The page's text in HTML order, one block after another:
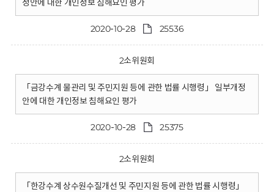
정안에 대한 개인정보 침해요인 평가
2020-10-28 25536
2소위원회
「금강수계 물관리 및 주민지원 등에 관한 법률 시행령」 일부개정
안에 대한 개인정보 침해요인 평가
2020-10-28 25375
2소위원회
「한강수계 상수원수질개선 및 주민지원 등에 관한 법률 시행령」